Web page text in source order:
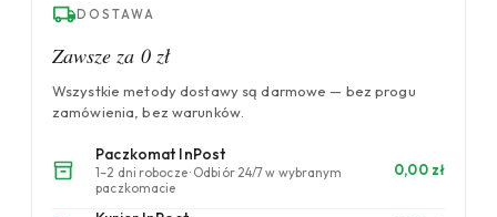
DOSTAWA
Zawsze za 0 zł
Wszystkie metody dostawy są darmowe — bez progu
zamówienia, bez warunków.
Paczkomat InPost
1–2 dni robocze · Odbiór 24/7 w wybranym
paczkomacie
0,00 zł